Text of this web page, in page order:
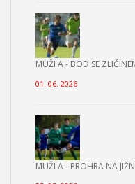
MUŽI A - BOD SE
01. 06. 2026
MUŽI A - PROHRA NA